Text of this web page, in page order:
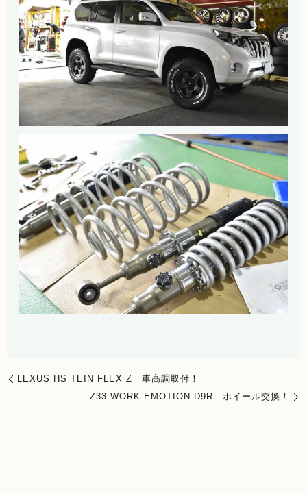
LEXUS HS TEIN FLEX Z 車高調取付！
Z33 WORK EMOTION D9R ホイール交換！